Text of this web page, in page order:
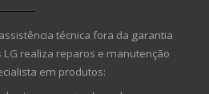
técnica fora da garantia
realiza reparos e manutenção
em produtos: